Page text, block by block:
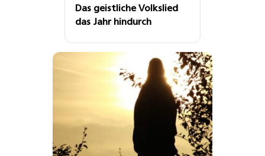
Das geistliche Volkslied
das Jahr hindurch